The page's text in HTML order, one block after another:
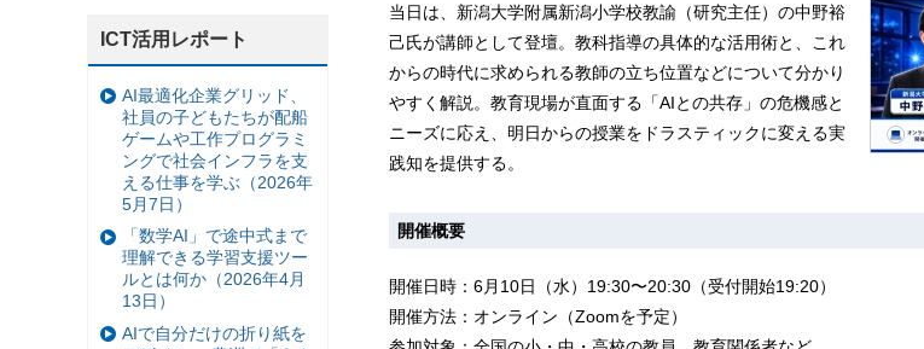
当日は、新潟大学附属新潟小学校教諭（研究主任）の中野裕
己氏が講師として登壇。教科指導の具体的な活用術と、これ
からの時代に求められる教師の立ち位置などについて分かり
やすく解説。教育現場が直面する「AIとの共存」の危機感と
ニーズに応え、明日からの授業をドラスティックに変える実
践知を提供する。
開催概要
開催日時：6月10日（水）19:30〜20:30（受付開始19:20）
開催方法：オンライン（Zoomを予定）
ICT活用レポート
AI最適化企業グリッド、
社員の子どもたちが配船
ゲームや工作プログラミ
ングで社会インフラを支
える仕事を学ぶ（2026年
5月7日）
「数学AI」で途中式まで
理解できる学習支援ツー
ルとは何か（2026年4月
13日）
AIで自分だけの折り紙を